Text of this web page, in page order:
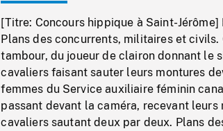
[Titre: Concours hippique à Saint-
Plans des concurrents, militaires et
tambour, du joueur de clairon donnant le
cavaliers faisant sauter leurs montures
femmes du Service auxiliaire féminin
passant devant la caméra, recevant
cavaliers sautant deux par deux. Plans